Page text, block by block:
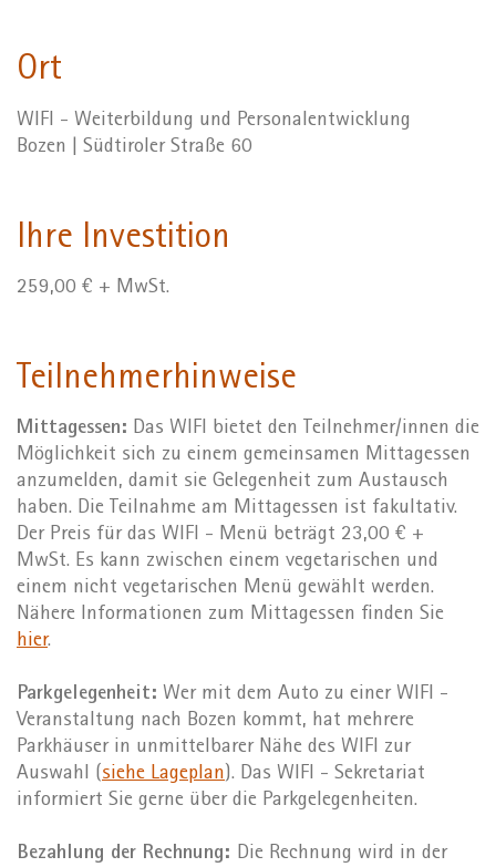
Ort
WIFI - Weiterbildung und Personalentwicklung
Bozen | Südtiroler Straße 60
Ihre Investition
259,00 € + MwSt.
Teilnehmerhinweise
Mittagessen: Das WIFI bietet den Teilnehmer/innen die
Möglichkeit sich zu einem gemeinsamen Mittagessen
anzumelden, damit sie Gelegenheit zum Austausch
haben. Die Teilnahme am Mittagessen ist fakultativ.
Der Preis für das WIFI - Menü beträgt 23,00 € +
MwSt. Es kann zwischen einem vegetarischen und
einem nicht vegetarischen Menü gewählt werden.
Nähere Informationen zum Mittagessen finden Sie
hier.
Parkgelegenheit: Wer mit dem Auto zu einer WIFI -
Veranstaltung nach Bozen kommt, hat mehrere
Parkhäuser in unmittelbarer Nähe des WIFI zur
Auswahl (siehe Lageplan). Das WIFI - Sekretariat
informiert Sie gerne über die Parkgelegenheiten.
Bezahlung der Rechnung: Die Rechnung wird in der